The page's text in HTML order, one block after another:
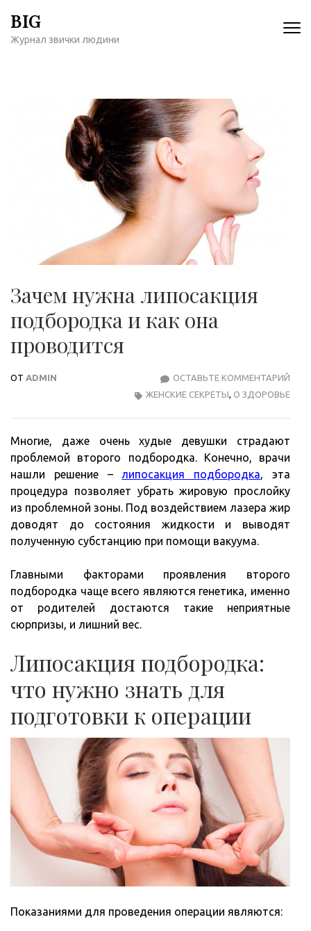
содержимому
BIG
Журнал звички людини
Зачем нужна липосакция
подбородка и как она
проводится
ОТ ADMIN ОСТАВЬТЕ КОММЕНТАРИЙ
ЖЕНСКИЕ СЕКРЕТЫ О ЗДОРОВЬЕ
Многие, даже очень худые девушки страдают
проблемой второго подбородка. Конечно, врачи
нашли решение –липосакция подбородка, эта
процедура позволяет убрать жировую прослойку
из проблемной зоны. Под воздействием лазера жир
доводят до состояния жидкости и выводят
полученную субстанцию при помощи вакуума.
Главными факторами проявления второго
подбородка чаще всего являются генетика, именно
от родителей достаются такие неприятные
сюрпризы, и лишний вес.
Липосакция подбородка:
что нужно знать для
подготовки к операции
Показаниями для проведения операции являются: